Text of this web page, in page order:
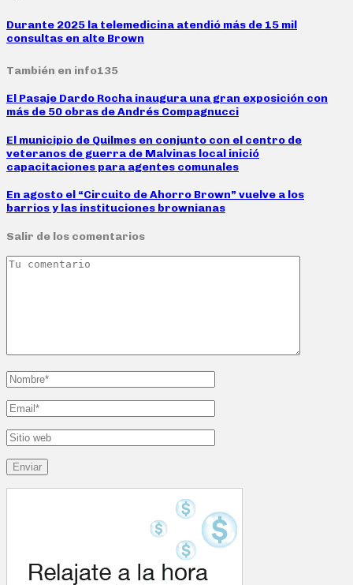
Durante 2025 la telemedicina atendió más de 15 mil
consultas en alte Brown
También en info135
El Pasaje Dardo Rocha inaugura una gran exposición con
más de 50 obras de Andrés Compagnucci
El municipio de Quilmes en conjunto con el centro de
veteranos de guerra de Malvinas local inició
capacitaciones para agentes comunales
En agosto el “Circuito de Ahorro Brown” vuelve a los
barrios y las instituciones brownianas
Salir de los comentarios